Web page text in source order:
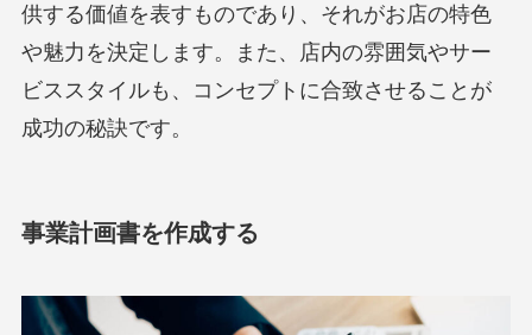
供する価値を表すものであり、それがお店の特色
や魅力を決定します。また、店内の雰囲気やサー
ビススタイルも、コンセプトに合致させることが
成功の秘訣です。
事業計画書を作成する